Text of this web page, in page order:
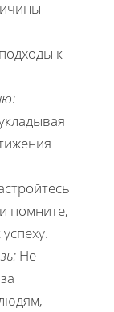
к
помните,
Не